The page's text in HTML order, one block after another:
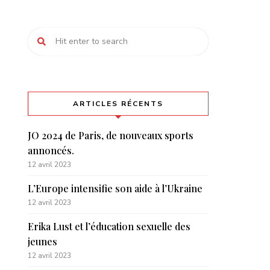
ARTICLES RÉCENTS
JO 2024 de Paris, de nouveaux sports
annoncés.
12 avril 2023
L’Europe intensifie son aide à l’Ukraine
12 avril 2023
Erika Lust et l’éducation sexuelle des
jeunes
12 avril 2023